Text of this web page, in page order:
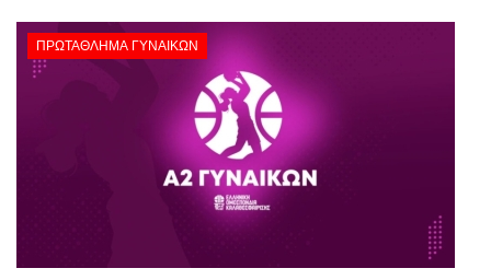
ΠΡΩΤΆΘΛΗΜΑ ΓΥΝΑΙΚΏΝ